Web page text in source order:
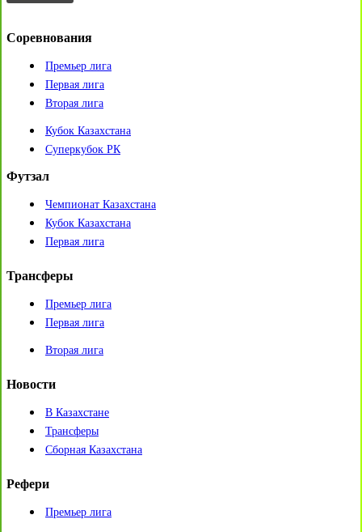
Соревнования
Премьер лига
Первая лига
Вторая лига
Кубок Казахстана
Суперкубок РК
Футзал
Чемпионат Казахстана
Кубок Казахстана
Первая лига
Трансферы
Премьер лига
Первая лига
Вторая лига
Новости
В Казахстане
Трансферы
Сборная Казахстана
Рефери
Премьер лига